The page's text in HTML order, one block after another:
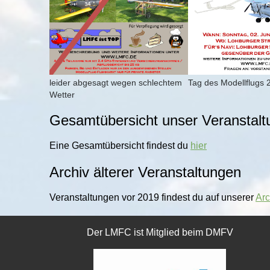
leider abgesagt wegen schlechtem
Wetter
Tag des Modellflugs
Gesamtübersicht unser
Eine Gesamtübersicht findest du hier
Archiv älterer Veranstaltungen
Veranstaltungen vor 2019 findest du auf unserer
Der LMFC ist Mitglied beim DMFV